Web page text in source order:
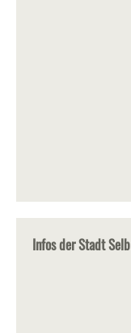
Infos der Stadt Selb